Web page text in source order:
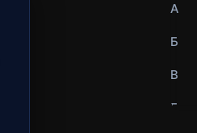
А
Б
В
Г